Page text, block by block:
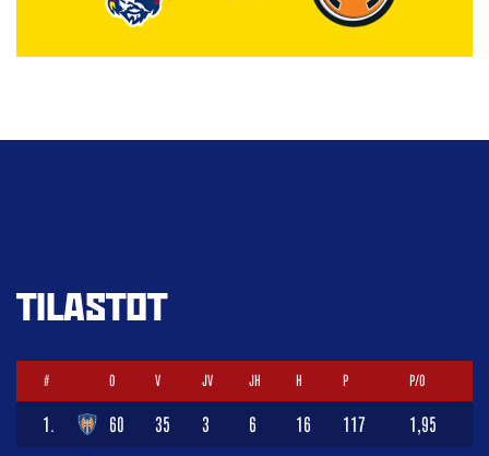
TILASTOT
# O V JV JH H P P/O
1. 60 35 3 6 16 117 1,95